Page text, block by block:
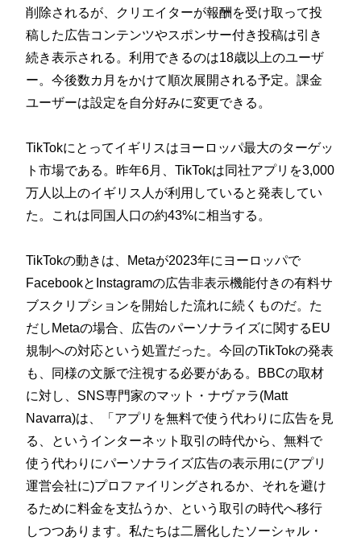
削除されるが、クリエイターが報酬を受け取って投
稿した広告コンテンツやスポンサー付き投稿は引き
続き表示される。利用できるのは18歳以上のユーザ
ー。今後数カ月をかけて順次展開される予定。課金
ユーザーは設定を自分好みに変更できる。
TikTokにとってイギリスはヨーロッパ最大のターゲッ
ト市場である。昨年6月、TikTokは同社アプリを3,000
万人以上のイギリス人が利用していると発表してい
た。これは同国人口の約43%に相当する。
TikTokの動きは、Metaが2023年にヨーロッパで
FacebookとInstagramの広告非表示機能付きの有料サ
ブスクリプションを開始した流れに続くものだ。た
だしMetaの場合、広告のパーソナライズに関するEU
規制への対応という処置だった。今回のTikTokの発表
も、同様の文脈で注視する必要がある。BBCの取材
に対し、SNS専門家のマット・ナヴァラ(Matt
Navarra)は、「アプリを無料で使う代わりに広告を見
る、というインターネット取引の時代から、無料で
使う代わりにパーソナライズ広告の表示用に(アプリ
運営会社に)プロファイリングされるか、それを避け
るために料金を支払うか、という取引の時代へ移行
しつつあります。私たちは二層化したソーシャル・